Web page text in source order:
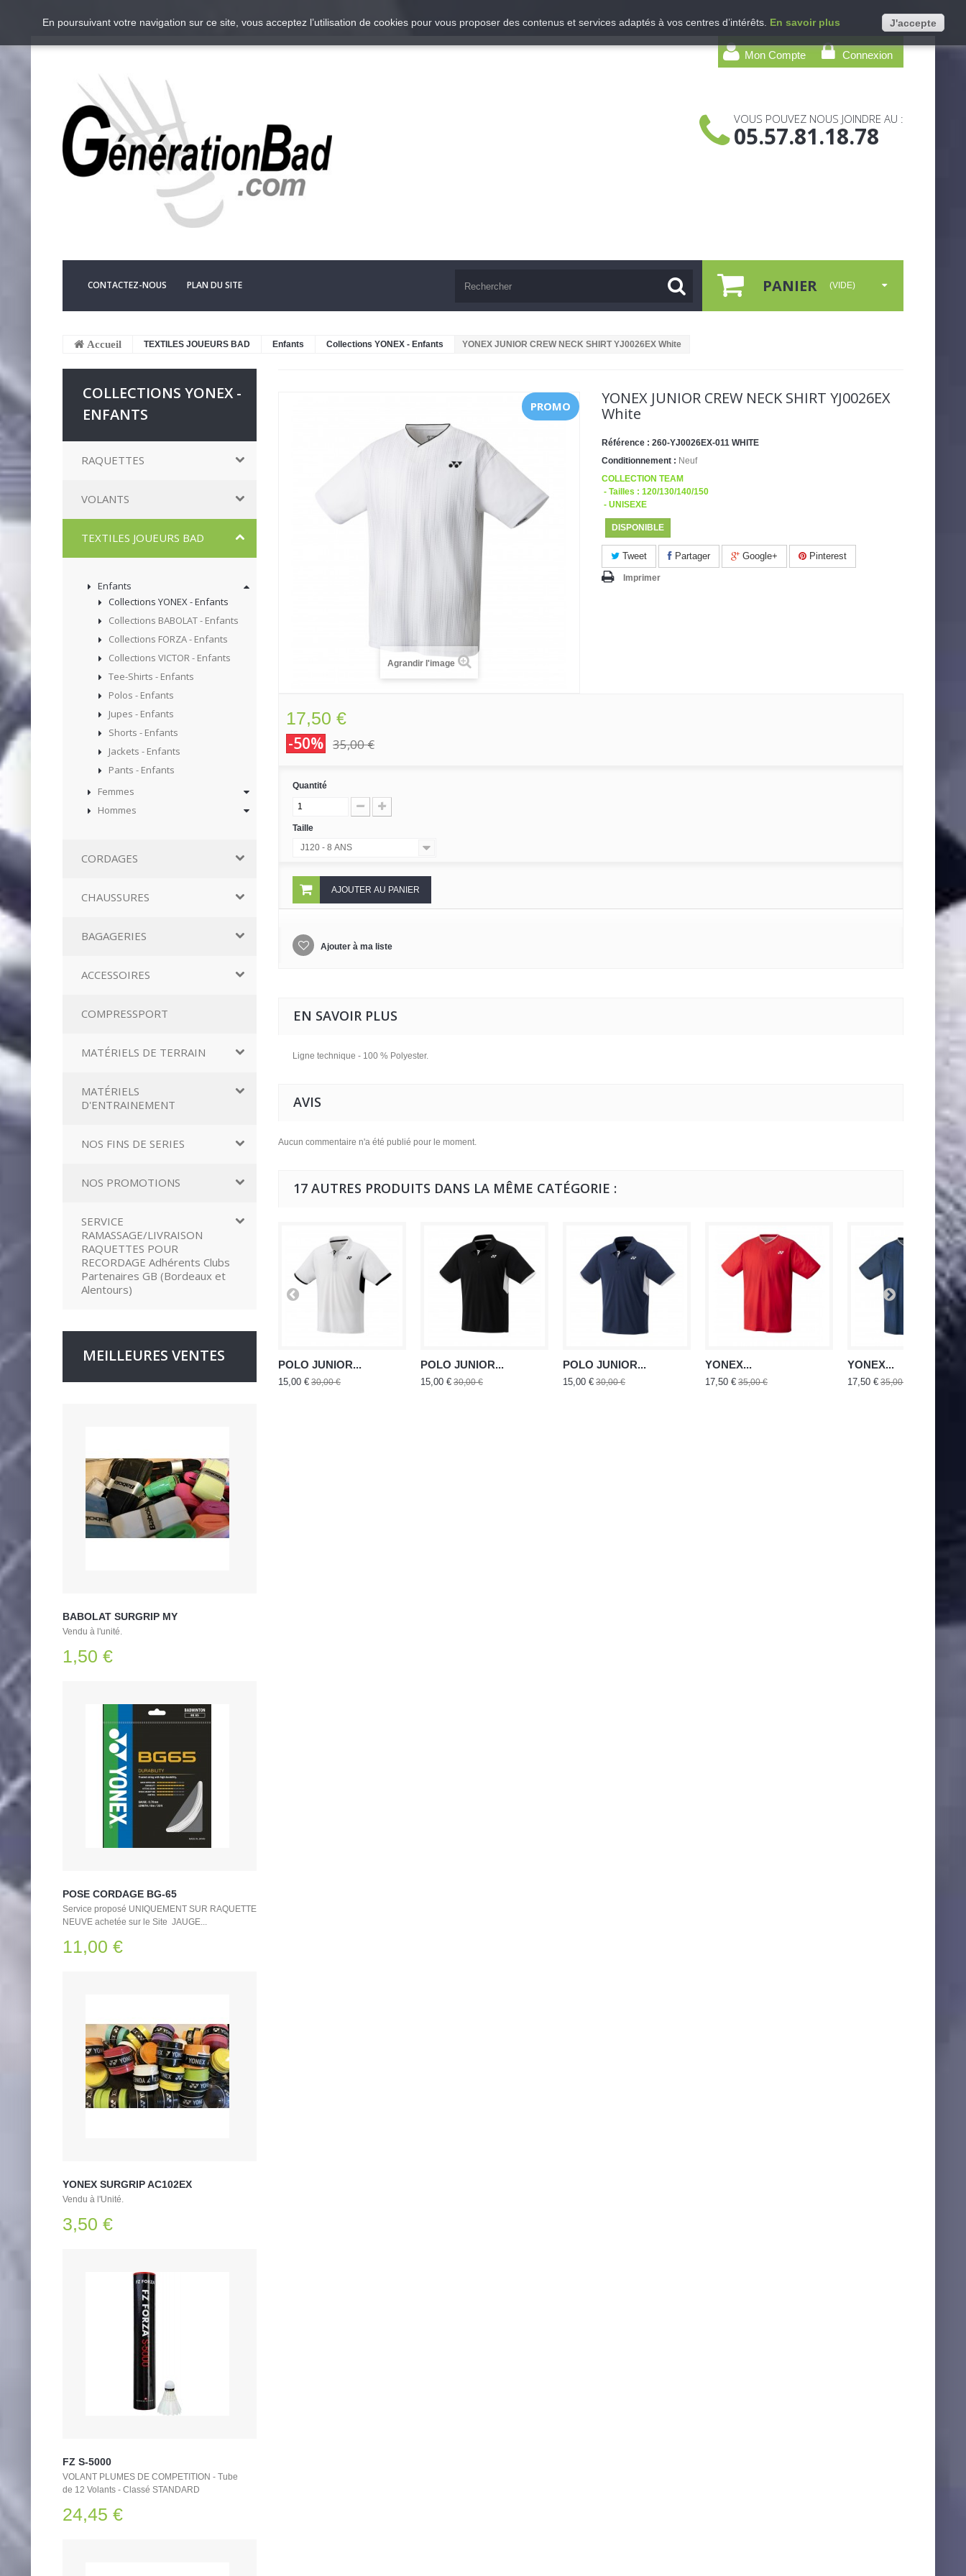
Connexion
Mon Compte
VOUS POUVEZ NOUS JOINDRE AU :
05.57.81.18.78
CONTACTEZ-NOUS PLAN DU SITE PANIER (VIDE)
Accueil TEXTILES JOUEURS BAD Enfants Collections YONEX - Enfants YONEX JUNIOR CREW NECK SHIRT YJ0026EX White
COLLECTIONS YONEX -
ENFANTS
RAQUETTES
VOLANTS
TEXTILES JOUEURS BAD
Enfants
Collections YONEX - Enfants
Collections BABOLAT - Enfants
Collections FORZA - Enfants
Collections VICTOR - Enfants
Tee-Shirts - Enfants
Polos - Enfants
Jupes - Enfants
Shorts - Enfants
Jackets - Enfants
Pants - Enfants
Femmes
Hommes
CORDAGES
CHAUSSURES
BAGAGERIES
ACCESSOIRES
COMPRESSPORT
MATÉRIELS DE TERRAIN
MATÉRIELS
D'ENTRAINEMENT
NOS FINS DE SERIES
NOS PROMOTIONS
SERVICE
RAMASSAGE/LIVRAISON
RAQUETTES POUR
RECORDAGE Adhérents Clubs
Partenaires GB (Bordeaux et
Alentours)
MEILLEURES VENTES
BABOLAT SURGRIP MY
Vendu à l'unité.
1,50 €
POSE CORDAGE BG-65
Service proposé UNIQUEMENT SUR RAQUETTE
NEUVE achetée sur le Site JAUGE...
11,00 €
YONEX SURGRIP AC102EX
Vendu à l'Unité.
3,50 €
FZ S-5000
VOLANT PLUMES DE COMPETITION - Tube
de 12 Volants - Classé STANDARD
24,45 €
PROMO
Agrandir l'image
YONEX JUNIOR CREW NECK SHIRT YJ0026EX
White
Référence : 260-YJ0026EX-011 WHITE
Conditionnement : Neuf
COLLECTION TEAM
- Tailles : 120/130/140/150
- UNISEXE
DISPONIBLE
Tweet Partager Google+ Pinterest
Imprimer
17,50 €
-50% 35,00 €
Quantité
Taille
J120 - 8 ANS
AJOUTER AU PANIER
Ajouter à ma liste
EN SAVOIR PLUS
Ligne technique - 100 % Polyester.
AVIS
Aucun commentaire n'a été publié pour le moment.
17 AUTRES PRODUITS DANS LA MÊME CATÉGORIE :
POLO JUNIOR...
15,00 € 30,00 €
POLO JUNIOR...
15,00 € 30,00 €
POLO JUNIOR...
15,00 € 30,00 €
YONEX...
17,50 € 35,00 €
YONEX...
17,50 € 35,00 €
En poursuivant votre navigation sur ce site, vous acceptez l’utilisation de cookies pour vous proposer des contenus et services adaptés à vos centres d’intérêts. En savoir plus J'accepte